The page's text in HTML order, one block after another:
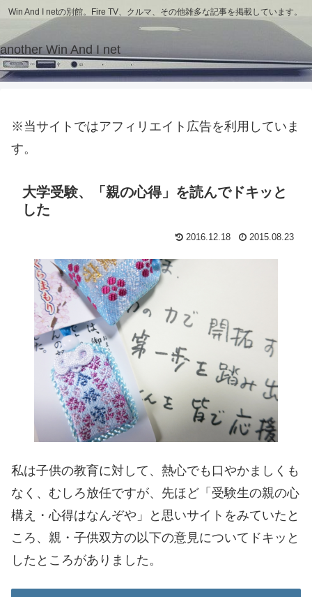
Win And I netの別館。Fire TV、クルマ、その他雑多な記事を掲載しています。
another Win And I net
※当サイトではアフィリエイト広告を利用していま
す。
大学受験、「親の心得」を読んでドキッと
した
2016.12.18 2015.08.23
私は子供の教育に対して、熱心でも口やかましくも
なく、むしろ放任ですが、先ほど「受験生の親の心
構え・心得はなんぞや」と思いサイトをみていたと
ころ、親・子供双方の以下の意見についてドキッと
したところがありました。